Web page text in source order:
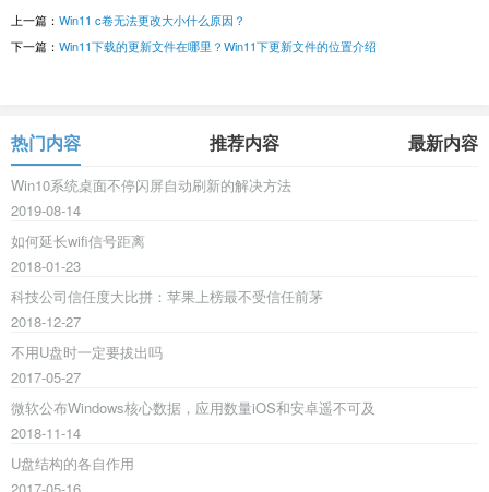
上一篇： Win11 c卷无法更改大小什么原因？
下一篇： Win11下载的更新文件在哪里？Win11下更新文件的位置介绍
热门内容 推荐内容 最新内容
Win10系统桌面不停闪屏自动刷新的解决方法
2019-08-14
如何延长wifi信号距离
2018-01-23
科技公司信任度大比拼：苹果上榜最不受信任前茅
2018-12-27
不用U盘时一定要拔出吗
2017-05-27
微软公布Windows核心数据，应用数量iOS和安卓遥不可及
2018-11-14
U盘结构的各自作用